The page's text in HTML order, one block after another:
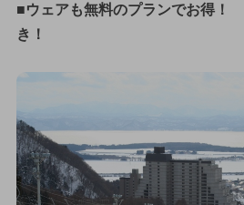
■ウェアも無料のプランでお得！
き！